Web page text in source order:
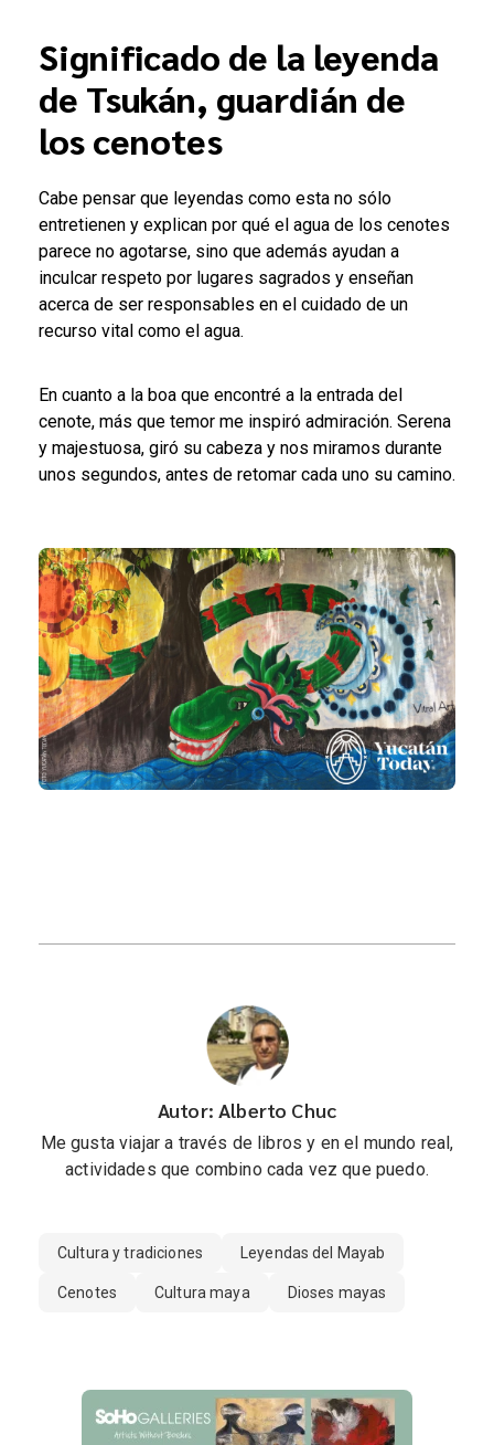
Significado de la leyenda
de Tsukán, guardián de
los cenotes
Cabe pensar que leyendas como esta no sólo
entretienen y explican por qué el agua de los cenotes
parece no agotarse, sino que además ayudan a
inculcar respeto por lugares sagrados y enseñan
acerca de ser responsables en el cuidado de un
recurso vital como el agua.
En cuanto a la boa que encontré a la entrada del
cenote, más que temor me inspiró admiración. Serena
y majestuosa, giró su cabeza y nos miramos durante
unos segundos, antes de retomar cada uno su camino.
Autor: Alberto Chuc
Me gusta viajar a través de libros y en el mundo real,
actividades que combino cada vez que puedo.
Cultura y tradiciones Leyendas del Mayab
Cenotes Cultura maya Dioses mayas